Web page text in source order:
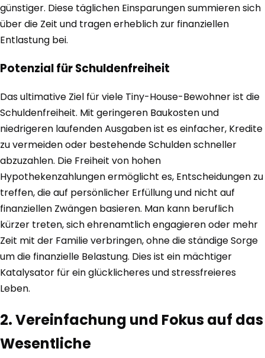
günstiger. Diese täglichen Einsparungen summieren sich
über die Zeit und tragen erheblich zur finanziellen
Entlastung bei.
Potenzial für Schuldenfreiheit
Das ultimative Ziel für viele Tiny-House-Bewohner ist die
Schuldenfreiheit. Mit geringeren Baukosten und
niedrigeren laufenden Ausgaben ist es einfacher, Kredite
zu vermeiden oder bestehende Schulden schneller
abzuzahlen. Die Freiheit von hohen
Hypothekenzahlungen ermöglicht es, Entscheidungen zu
treffen, die auf persönlicher Erfüllung und nicht auf
finanziellen Zwängen basieren. Man kann beruflich
kürzer treten, sich ehrenamtlich engagieren oder mehr
Zeit mit der Familie verbringen, ohne die ständige Sorge
um die finanzielle Belastung. Dies ist ein mächtiger
Katalysator für ein glücklicheres und stressfreieres
Leben.
2. Vereinfachung und Fokus auf das
Wesentliche